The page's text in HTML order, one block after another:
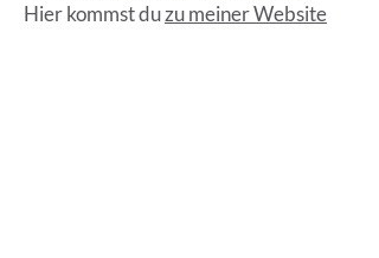
Hier kommst duzu meiner Website